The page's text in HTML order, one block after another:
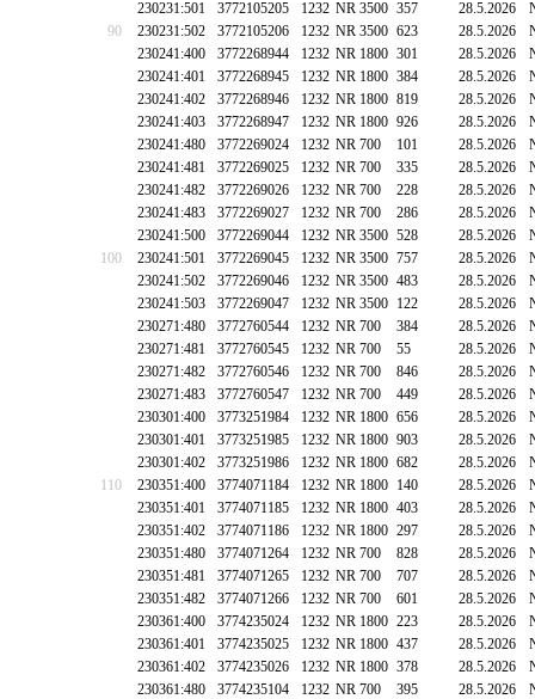
230231:501
3772105205 1232 NR 3500 357 28.5.2026
90
230231:502 3772105206 1232 NR 3500 623 28.5.2026
230241:400
3772268944 1232 NR 1800 301 28.5.2026
230241:401
3772268945 1232 NR 1800 384 28.5.2026
230241:402
3772268946 1232 NR 1800 819 28.5.2026
230241:403
3772268947 1232 NR 1800 926 28.5.2026
230241:480
3772269024 1232 NR 700 101 28.5.2026
230241:481
3772269025 1232 NR 700 335 28.5.2026
230241:482
3772269026 1232 NR 700 228 28.5.2026
230241:483
3772269027 1232 NR 700 286 28.5.2026
230241:500
3772269044 1232 NR 3500 528 28.5.2026
100
230241:501 3772269045 1232 NR 3500 757 28.5.2026
230241:502
3772269046 1232 NR 3500 483 28.5.2026
230241:503
3772269047 1232 NR 3500 122 28.5.2026
230271:480
3772760544 1232 NR 700 384 28.5.2026
230271:481
3772760545 1232 NR 700 55 28.5.2026
230271:482
3772760546 1232 NR 700 846 28.5.2026
230271:483
3772760547 1232 NR 700 449 28.5.2026
230301:400
3773251984 1232 NR 1800 656 28.5.2026
230301:401
3773251985 1232 NR 1800 903 28.5.2026
230301:402
3773251986 1232 NR 1800 682 28.5.2026
110
230351:400 3774071184 1232 NR 1800 140 28.5.2026
230351:401
3774071185 1232 NR 1800 403 28.5.2026
230351:402
3774071186 1232 NR 1800 297 28.5.2026
230351:480
3774071264 1232 NR 700 828 28.5.2026
230351:481
3774071265 1232 NR 700 707 28.5.2026
230351:482
3774071266 1232 NR 700 601 28.5.2026
230361:400
3774235024 1232 NR 1800 223 28.5.2026
230361:401
3774235025 1232 NR 1800 437 28.5.2026
230361:402
3774235026 1232 NR 1800 378 28.5.2026
230361:480
3774235104 1232 NR 700 395 28.5.2026